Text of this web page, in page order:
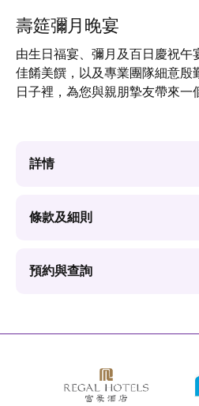
壽筵彌月晚宴
由生日福宴、彌月及百日慶祝午
佳餚美饌，以及專業團隊細意殷
日子裡，為您與親朋摯友帶來一
詳情
條款及細則
預約與查詢